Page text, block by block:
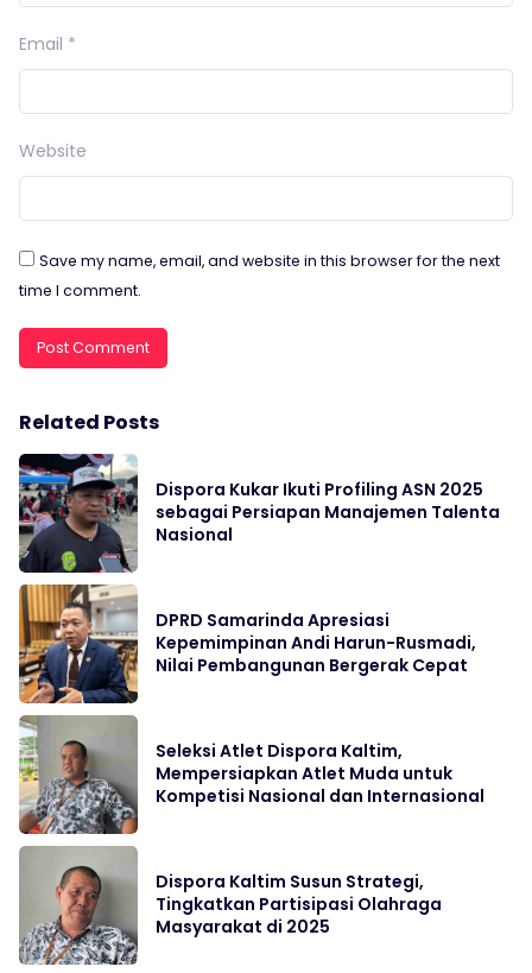
Email *
Website
Save my name, email, and website in this browser for the next
time I comment.
Related Posts
Dispora Kukar Ikuti Profiling ASN 2025
sebagai Persiapan Manajemen Talenta
Nasional
DPRD Samarinda Apresiasi
Kepemimpinan Andi Harun-Rusmadi,
Nilai Pembangunan Bergerak Cepat
Seleksi Atlet Dispora Kaltim,
Mempersiapkan Atlet Muda untuk
Kompetisi Nasional dan Internasional
Dispora Kaltim Susun Strategi,
Tingkatkan Partisipasi Olahraga
Masyarakat di 2025